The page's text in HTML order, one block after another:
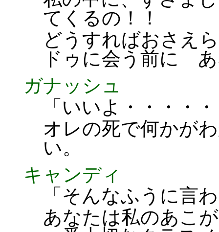
てくるの！！
どうすればおさえ
ドゥに会う前に
ガナッシュ
「いいよ・・・・
オレの死で何かが
い。
キャンディ
「そんなふうに言
あなたは私のあこ